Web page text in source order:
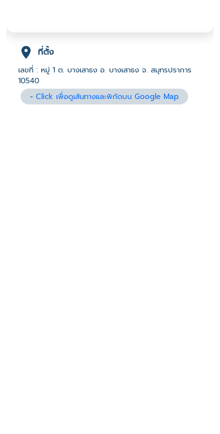
ที่ตั้ง
เลขที่ : หมู่ 1 ต. บางเสาธง อ. บางเสาธง จ. สมุทรปราการ
10540
-Click เพื่อดูเส้นทางและพิกัดบน Google Map